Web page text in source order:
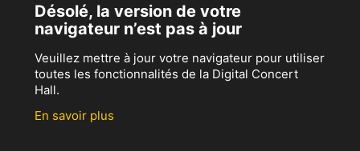
Désolé, la version de votre
navigateur n’est pas à jour
Veuillez mettre à jour votre navigateur pour utiliser
toutes les fonctionnalités de la Digital Concert
Hall.
En savoir plus